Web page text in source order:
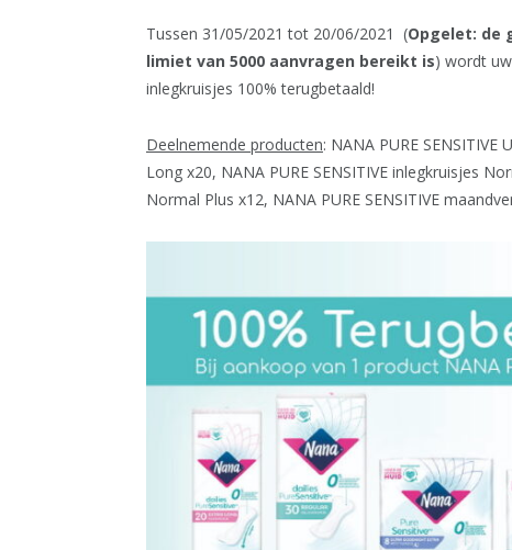
Tussen 31/05/2021 tot 20/06/2021 (Opgelet: de
limiet van 5000 aanvragen bereikt is) wordt
inlegkruisjes 100% terugbetaald!
Deelnemende producten: NANA PURE SENSITIVE
Long x20, NANA PURE SENSITIVE inlegkruisjes
Normal Plus x12, NANA PURE SENSITIVE